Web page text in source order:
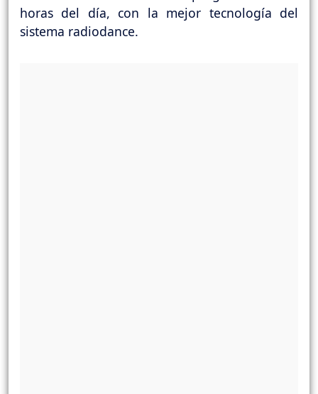
horas del día, con la mejor tecnología del
sistema radiodance.